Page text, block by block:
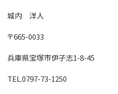
城内 洋人
〒665-0033
兵庫県宝塚市伊孑志1-8-45
TEL.0797-73-1250